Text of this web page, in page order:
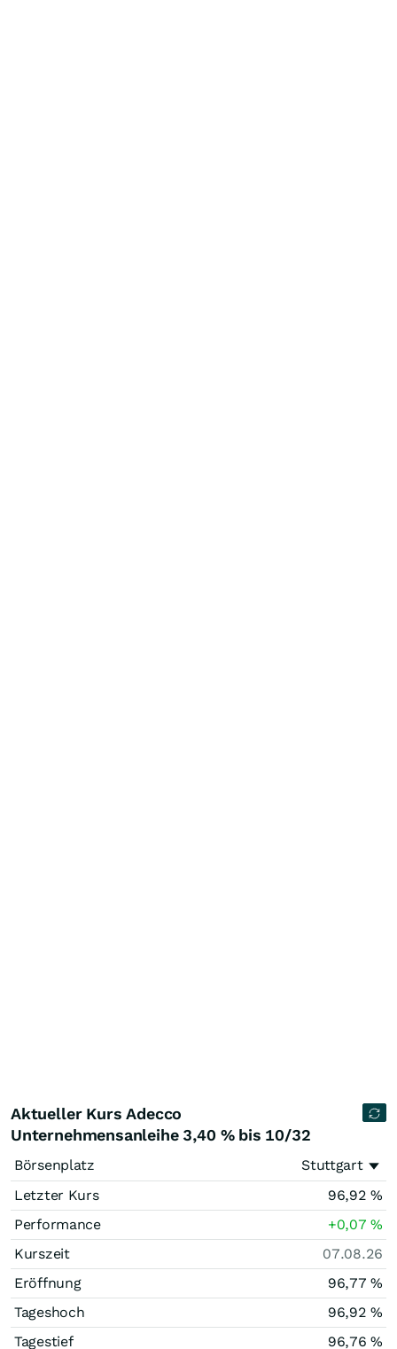
Aktueller Kurs Adecco
Unternehmensanleihe 3,40 % bis 10/32
Börsenplatz
Stuttgart
Letzter Kurs
96,92 %
Performance
+0,07%
Kurszeit
07.08.26
Eröffnung
96,77 %
Tageshoch
96,92 %
Tagestief
96,76 %